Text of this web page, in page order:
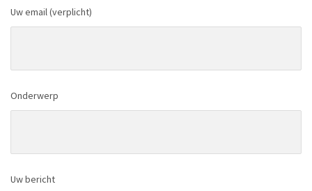
Uw email (verplicht)
Onderwerp
Uw bericht